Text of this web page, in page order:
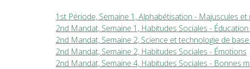
1st Période, Semaine 1, Alphabétisation - Majuscules et
2nd Mandat, Semaine 1, Habitudes Sociales -
2nd Mandat, Semaine 2, Science et technologie de
2nd Mandat, Semaine 2, Habitudes Sociales - Émotions
2nd Mandat, Semaine 4, Habitudes Sociales - Bonnes